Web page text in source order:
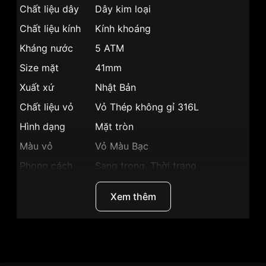
Chất liệu dây
Dây kim loại
Chất liệu kính
Kính khoáng
Kháng nước
5 ATM
Size mặt
41mm
Xuất xứ
Nhật Bản
Chất liệu vỏ
Vỏ Thép không gỉ 316L
Hình dạng
Mặt tròn
Màu vỏ
Vỏ Màu Bạc
Phong cách
Sang trọng, Thời trang
Chronograph, Lịch ngày, Giờ,
Phút, Giây
Xem thêm